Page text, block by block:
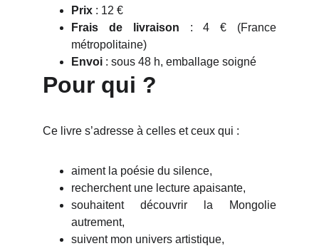
Prix : 12 €
Frais de livraison : 4 € (France
métropolitaine)
Envoi : sous 48 h, emballage soigné
Pour qui ?
Ce livre s’adresse à celles et ceux qui :
aiment la poésie du silence,
recherchent une lecture apaisante,
souhaitent découvrir la Mongolie
autrement,
suivent mon univers artistique,